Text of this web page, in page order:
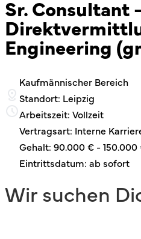
Sr. Consultant
Engineering
Kaufmännischer Bereich
Standort: Leipzig
Arbeitszeit: Vollzeit
Vertragsart: Interne
Gehalt: 90.000 € - 150.000
Eintrittsdatum: ab sofort
Wir suchen